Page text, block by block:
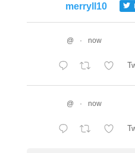
merryll10
@ · now
@ · now